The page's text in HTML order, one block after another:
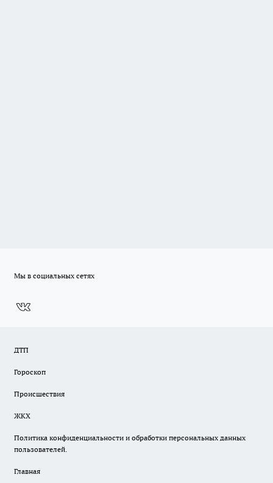
Мы в социальных сетях
ДТП
Гороскоп
Происшествия
ЖКХ
Политика конфиденциальности и обработки персональных данных
пользователей.
Главная